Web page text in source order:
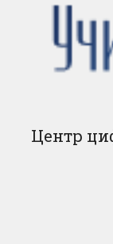
Центр